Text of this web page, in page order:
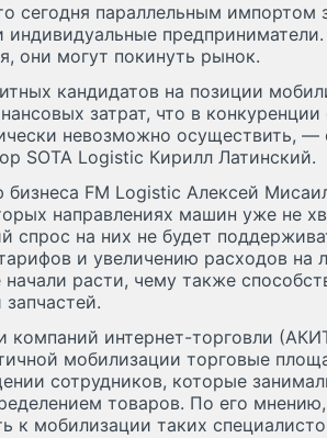
сегодня параллельным импортом
они могут покинуть рынок.
кандидатов на позиции
затрат, что в
невозможно осуществить, —
SOTA Logistic Кирилл Латинский.
FM Logistic Алексей
направлениях машин уже не
спрос на них не будет
и увеличению расходов на
расти, чему также
компаний интернет-торговли
мобилизации торговые
сотрудников, которые
товаров. По его
к мобилизации таких